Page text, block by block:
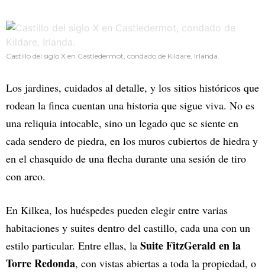
Castillo del siglo X en Castledermot, condado de Kildare, Irlanda.
Los jardines, cuidados al detalle, y los sitios históricos que
rodean la finca cuentan una historia que sigue viva. No es
una reliquia intocable, sino un legado que se siente en
cada sendero de piedra, en los muros cubiertos de hiedra y
en el chasquido de una flecha durante una sesión de tiro
con arco.
En Kilkea, los huéspedes pueden elegir entre varias
habitaciones y suites dentro del castillo, cada una con un
estilo particular. Entre ellas, la Suite FitzGerald en la
Torre Redonda, con vistas abiertas a toda la propiedad, o